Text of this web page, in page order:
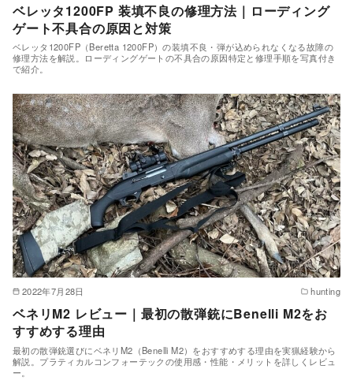
ベレッタ1200FP 装填不良の修理方法｜ローディング
ゲート不具合の原因と対策
ベレッタ1200FP（Beretta 1200FP）の装填不良・弾が込められなくなる故障の
修理方法を解説。ローディングゲートの不具合の原因特定と修理手順を写真付き
で紹介。
2022年7月28日 hunting
ベネリM2 レビュー｜最初の散弾銃にBenelli M2をお
すすめする理由
最初の散弾銃選びにベネリM2（Benelli M2）をおすすめする理由を実猟経験から
解説。プラティカルコンフォーテックの使用感・性能・メリットを詳しくレビュ
ー。